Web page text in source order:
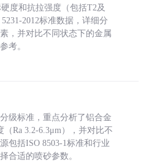
度和抗拉强度（包括T2及
2012标准数据，详细分
，并对比不同状态下的金属
考。
级标准，重点分析了铝合金
Ra 3.2-6.3μm），并对比不
包括ISO 8503-1标准和行业
合适的喷砂参数。